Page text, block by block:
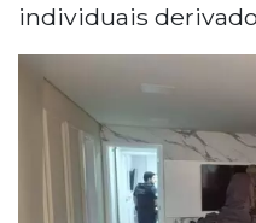
individuais